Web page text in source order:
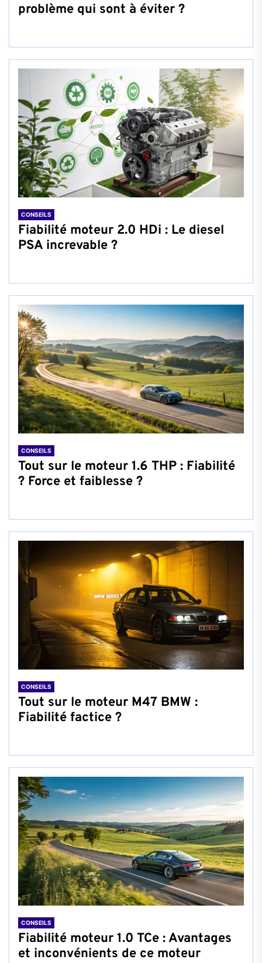
problème qui sont à éviter ?
CONSEILS
Fiabilité moteur 2.0 HDi : Le diesel
PSA increvable ?
CONSEILS
Tout sur le moteur 1.6 THP : Fiabilité
? Force et faiblesse ?
CONSEILS
Tout sur le moteur M47 BMW :
Fiabilité factice ?
CONSEILS
Fiabilité moteur 1.0 TCe : Avantages
et inconvénients de ce moteur